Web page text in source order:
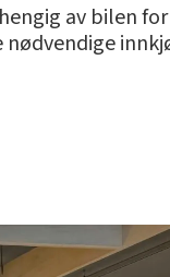
av bilen